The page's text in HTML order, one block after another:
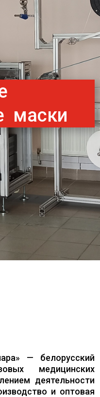
маски
— белорусский
медицинских
деятельности
и оптовая